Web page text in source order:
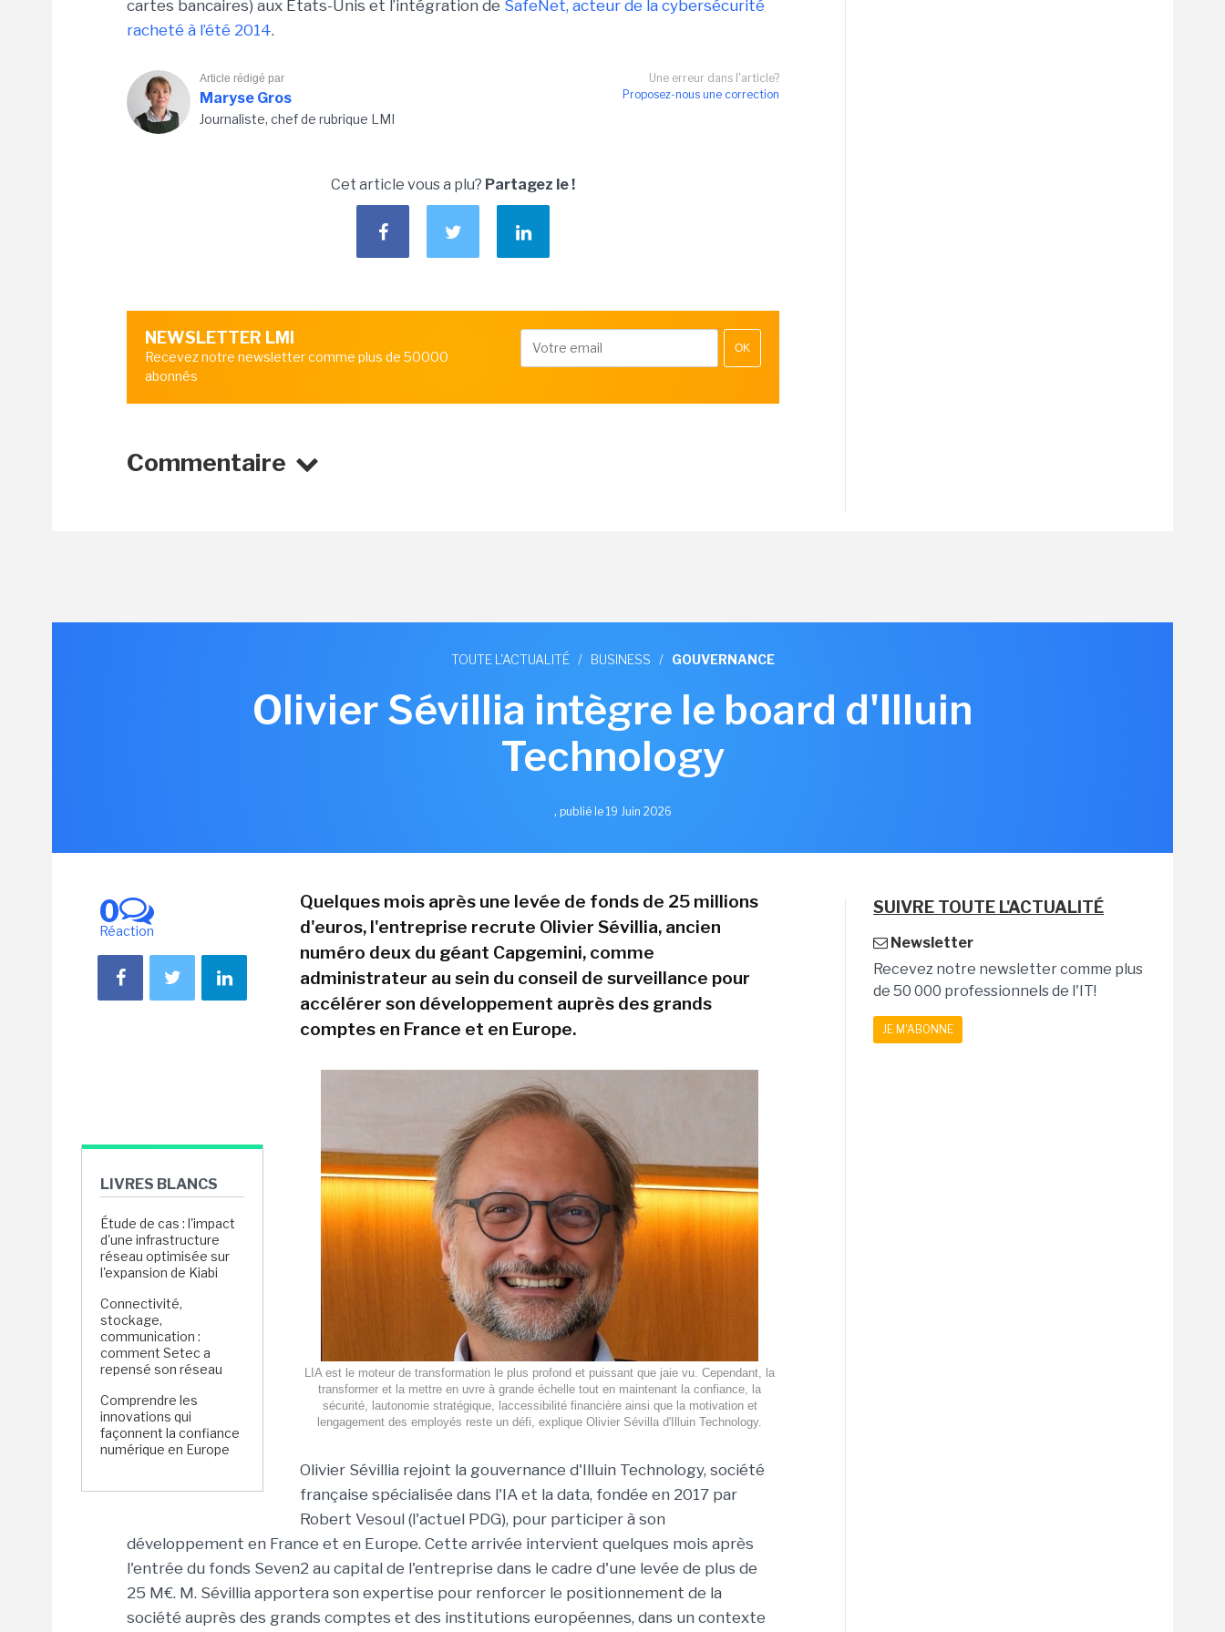
cartes bancaires) aux Etats-Unis et l’intégration de SafeNet, acteur de la cybersécurité
racheté à l’été 2014.
Une erreur dans l'article?
Proposez-nous une correction
Article rédigé par
Maryse Gros
Journaliste, chef de rubrique LMI
Cet article vous a plu? Partagez le !
NEWSLETTER LMI
Recevez notre newsletter comme plus de 50000
abonnés
OK
Commentaire
TOUTE L'ACTUALITÉ / BUSINESS / GOUVERNANCE
Olivier Sévillia intègre le board d'Illuin
Technology
, publié le 19 Juin 2026
0
Réaction
LIVRES BLANCS
Étude de cas : l'impact
d'une infrastructure
réseau optimisée sur
l'expansion de Kiabi
Connectivité,
stockage,
communication :
comment Setec a
repensé son réseau
Comprendre les
innovations qui
façonnent la confiance
numérique en Europe
Quelques mois après une levée de fonds de 25 millions
d'euros, l'entreprise recrute Olivier Sévillia, ancien
numéro deux du géant Capgemini, comme
administrateur au sein du conseil de surveillance pour
accélérer son développement auprès des grands
comptes en France et en Europe.
LIA est le moteur de transformation le plus profond et puissant que jaie vu. Cependant, la
transformer et la mettre en uvre à grande échelle tout en maintenant la confiance, la
sécurité, lautonomie stratégique, laccessibilité financière ainsi que la motivation et
lengagement des employés reste un défi, explique Olivier Sévilla d'Illuin Technology.
Olivier Sévillia rejoint la gouvernance d'Illuin Technology, société
française spécialisée dans l'IA et la data, fondée en 2017 par
Robert Vesoul (l'actuel PDG), pour participer à son
développement en France et en Europe. Cette arrivée intervient quelques mois après
l'entrée du fonds Seven2 au capital de l'entreprise dans le cadre d'une levée de plus de
25 M€. M. Sévillia apportera son expertise pour renforcer le positionnement de la
société auprès des grands comptes et des institutions européennes, dans un contexte
SUIVRE TOUTE L'ACTUALITÉ
Newsletter
Recevez notre newsletter comme plus
de 50 000 professionnels de l'IT!
JE M'ABONNE